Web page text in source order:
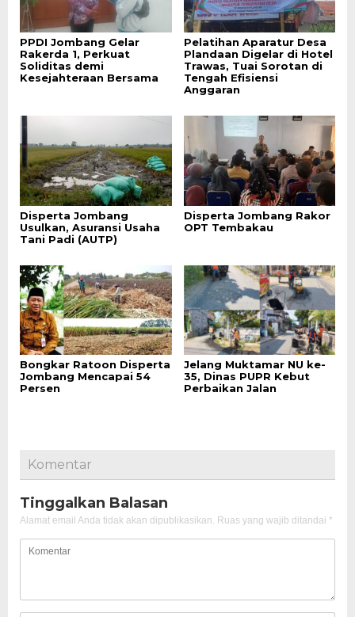
PPDI Jombang Gelar
Rakerda 1, Perkuat
Soliditas demi
Kesejahteraan Bersama
Pelatihan Aparatur Desa
Plandaan Digelar di Hotel
Trawas, Tuai Sorotan di
Tengah Efisiensi
Anggaran
Disperta Jombang
Usulkan, Asuransi Usaha
Tani Padi (AUTP)
Disperta Jombang Rakor
OPT Tembakau
Bongkar Ratoon Disperta
Jombang Mencapai 54
Persen
Jelang Muktamar NU ke-
35, Dinas PUPR Kebut
Perbaikan Jalan
Komentar
Tinggalkan Balasan
Alamat email Anda tidak akan dipublikasikan. Ruas yang wajib ditandai *